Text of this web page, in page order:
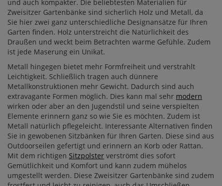
und auch kompakter. Die beliebtesten Materialien für
Zweisitzer Gartenbänke sind sicherlich Holz und Metall, da
Sie hier zwei ganz unterschiedliche Designansätze für Ihren
Garten finden. Holz unterstreicht die Natürlichkeit des
Draußen und weckt beim Betrachten warme Gefühle. Zudem
ist jede Maserung ein Unikat.
Metall hingegen bietet mehr Formfreiheit und verstrahlt
Leichtigkeit. Schließlich tragen auch dünnere
Metallkonstruktionen mehr Gewicht. Dadurch sind auch
extravagante Formen möglich. Dies kann mal sehr modern
wirken oder aber an den Jugendstil und seine verspielten
Elemente erinnern ganz so wie Sie es möchten. Zudem ist
Metall natürlich pflegeleicht. Interessante Alternativen finden
Sie in gewobenen Sitzbänken für Ihren Garten. Diese sind aus
Outdoorseilen gefertigt und erinnern an Korb oder Rattan.
Mit dem richtigen Sitzpolster verströmt dies sofort
Gemütlichkeit und Komfort und kann zudem mühelos
umgestellt werden. Diese Zweisitzer Gartenbänke sind zudem